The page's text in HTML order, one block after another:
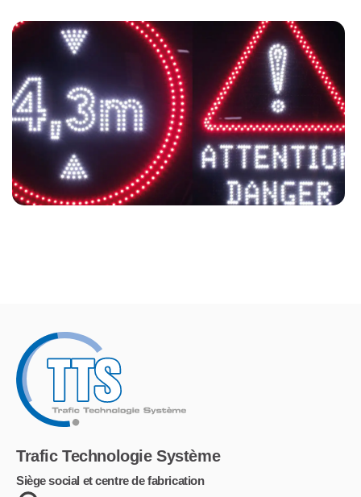
Trafic Technologie Système
Siège social et centre de fabrication